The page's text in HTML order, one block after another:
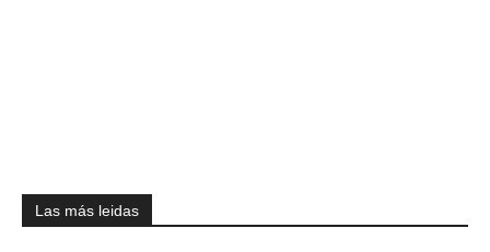
Las más leidas